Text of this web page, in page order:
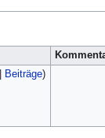
Beiträge)